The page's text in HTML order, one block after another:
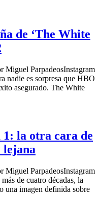
de ‘The White
Miguel ParpadeosInstagram
nadie es sorpresa que HBO
asegurado. The White
1: la otra cara de
lejana
Miguel ParpadeosInstagram
de cuatro décadas, la
una imagen definida sobre